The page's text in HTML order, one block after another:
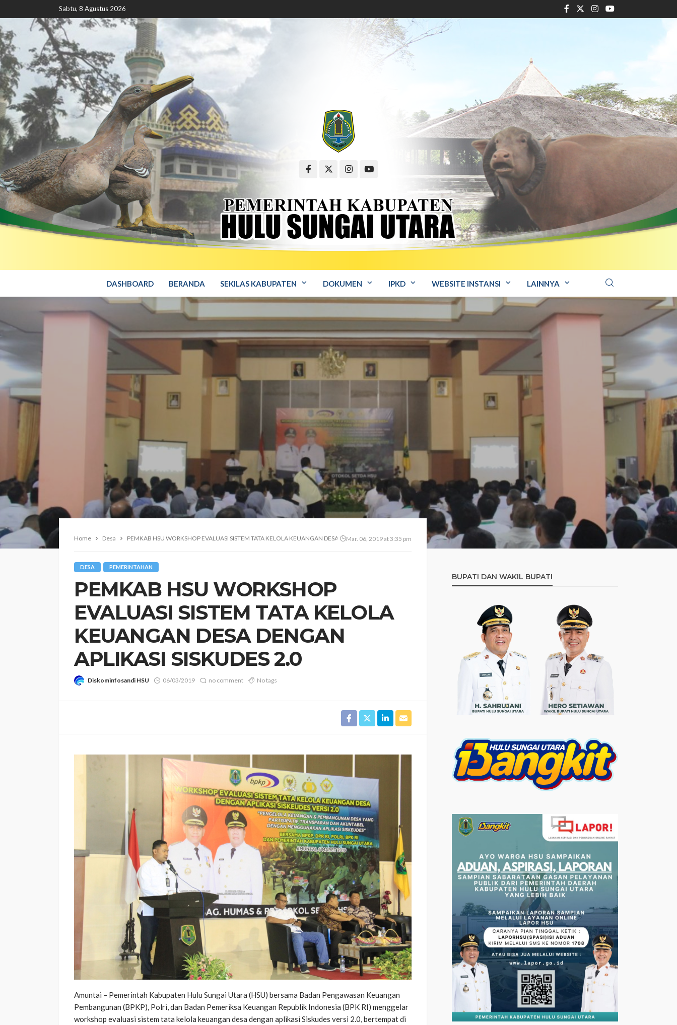
Sabtu, 8 Agustus 2026
DASHBOARD BERANDA SEKILAS KABUPATEN DOKUMEN IPKD WEBSITE INSTANSI LAINNYA
Home Desa PEMKAB HSU WORKSHOP EVALUASI SISTEM TATA KELOLA KEUANGAN DESA DENGAN APLIKASI SISKUDES 2.0
Mar. 06, 2019 at 3:35 pm
DESA PEMERINTAHAN
PEMKAB HSU WORKSHOP
EVALUASI SISTEM TATA KELOLA
KEUANGAN DESA DENGAN
APLIKASI SISKUDES 2.0
Diskominfosandi HSU 06/03/2019 no comment No tags
Amuntai – Pemerintah Kabupaten Hulu Sungai Utara (HSU) bersama Badan Pengawasan Keuangan
Pembangunan (BPKP), Polri, dan Badan Pemeriksa Keuangan Republik Indonesia (BPK RI) menggelar
workshop evaluasi sistem tata kelola keuangan desa dengan aplikasi Siskudes versi 2.0, bertempat di
BUPATI DAN WAKIL BUPATI